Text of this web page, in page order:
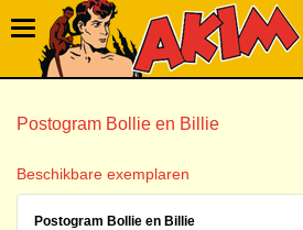
Postogram Bollie en Billie
Beschikbare exemplaren
Postogram Bollie en Billie